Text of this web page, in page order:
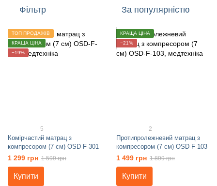
Фільтр За популярністю
ТОП ПРОДАЖІВ
КРАЩА ЦІНА
−19%
5
Комірчастий матрац з
компресором (7 см) OSD-F-301
1 299 грн 1 599 грн
Купити
КРАЩА ЦІНА
−21%
2
Протипролежневий матрац з
компресором (7 см) OSD-F-103
1 499 грн 1 899 грн
Купити